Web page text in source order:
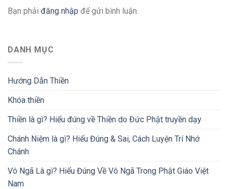
Bạn phải đăng nhập để gửi bình luận.
DANH MỤC
Hướng Dẫn Thiền
Khóa thiền
Thiền là gì? Hiểu đúng về Thiền do Đức Phật truyền dạy
Chánh Niệm là gì? Hiểu Đúng & Sai, Cách Luyện Trí Nhớ
Chánh
Vô Ngã Là gì? Hiểu Đúng Về Vô Ngã Trong Phật Giáo Việt
Nam